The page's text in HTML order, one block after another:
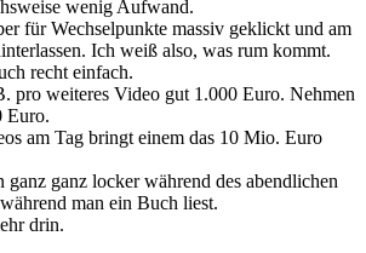
wenig Aufwand.
für Wechselpunkte massiv geklickt und am
Ich weiß also, was rum kommt.
recht einfach.
pro weiteres Video gut 1.000 Euro. Nehmen
Euro.
am Tag bringt einem das 10 Mio. Euro
ganz locker während des abendlichen
man ein Buch liest.
drin.